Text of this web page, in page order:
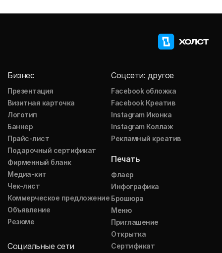
Бизнес
Презентация
Визитная карточка
Логотип
Баннер
Прайс-лист
Подарочный сертификат
Фирменный бланк
Медиа-кит
Чек-лист
Коммерческое предложение
Объявление
Резюме
Социальные сети
Соцсети: другое
Facebook обложка
Facebook Креатив
Instagram Иконка
Instagram Коллаж
Рекламный креатив
Печать
Флаер
Инфографика
Брошюра
Меню
Приглашение
Открытка
Сертификат